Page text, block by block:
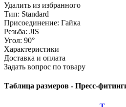
Удалить из избранного
Тип: Standard
Присоединение: Гайка
Резьба: JIS
Угол: 90°
Характеристики
Доставка и оплата
Задать вопрос по товару
Таблица размеров - Пресс-